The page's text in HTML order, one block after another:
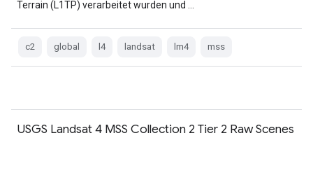
Terrain (L1TP) verarbeitet wurden und …
c2 global l4 landsat lm4 mss
USGS Landsat 4 MSS Collection 2 Tier 2 Raw Scenes